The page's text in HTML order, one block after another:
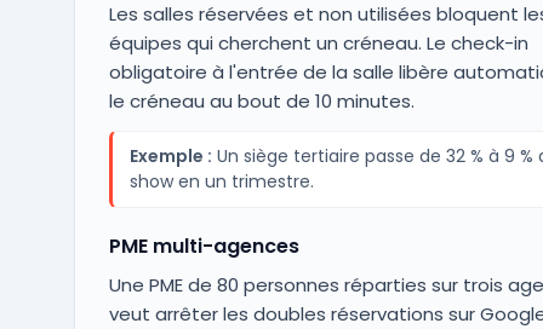
Les salles réservées et non utilisées bloquent
équipes qui cherchent un créneau. Le check-in
obligatoire à l'entrée de la salle libère
le créneau au bout de 10 minutes.
Exemple : Un siège tertiaire passe de 32 % à 9
show en un trimestre.
PME multi-agences
Une PME de 80 personnes réparties sur trois
veut arrêter les doubles réservations sur